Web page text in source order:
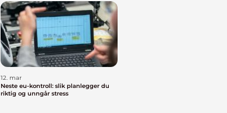
12. mar
Neste eu-kontroll: slik planlegger du
riktig og unngår stress